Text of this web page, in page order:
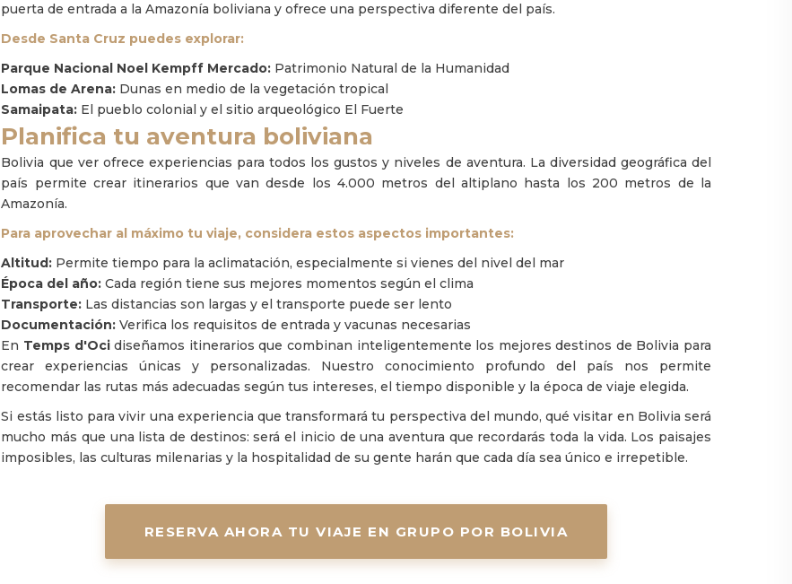
puerta de entrada a la Amazonía boliviana y ofrece una perspectiva diferente del país.
Desde Santa Cruz puedes explorar:
Parque Nacional Noel Kempff Mercado: Patrimonio Natural de la Humanidad
Lomas de Arena: Dunas en medio de la vegetación tropical
Samaipata: El pueblo colonial y el sitio arqueológico El Fuerte
Planifica tu aventura boliviana
Bolivia que ver ofrece experiencias para todos los gustos y niveles de aventura. La diversidad geográfica del
país permite crear itinerarios que van desde los 4.000 metros del altiplano hasta los 200 metros de la
Amazonía.
Para aprovechar al máximo tu viaje, considera estos aspectos importantes:
Altitud: Permite tiempo para la aclimatación, especialmente si vienes del nivel del mar
Época del año: Cada región tiene sus mejores momentos según el clima
Transporte: Las distancias son largas y el transporte puede ser lento
Documentación: Verifica los requisitos de entrada y vacunas necesarias
En Temps d'Ocidiseñamos itinerarios que combinan inteligentemente los mejores destinos de Bolivia para
crear experiencias únicas y personalizadas. Nuestro conocimiento profundo del país nos permite
recomendar las rutas más adecuadas según tus intereses, el tiempo disponible y la época de viaje elegida.
Si estás listo para vivir una experiencia que transformará tu perspectiva del mundo, qué visitar en Bolivia será
mucho más que una lista de destinos: será el inicio de una aventura que recordarás toda la vida. Los paisajes
imposibles, las culturas milenarias y la hospitalidad de su gente harán que cada día sea único e irrepetible.
RESERVA AHORA TU VIAJE EN GRUPO POR BOLIVIA